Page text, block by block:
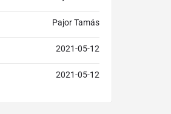
Pajor Tamás
2021-05-12
2021-05-12